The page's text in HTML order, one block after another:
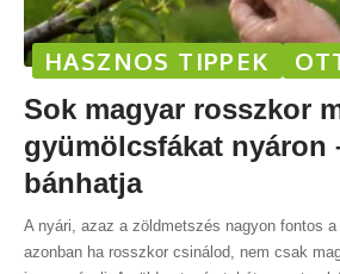
HASZNOS TIPPEK
Sok magyar rosszkor
gyümölcsfákat nyáron
bánhatja
A nyári, azaz a zöldmetszés nagyon fontos
azonban ha rosszkor csinálod, nem csak